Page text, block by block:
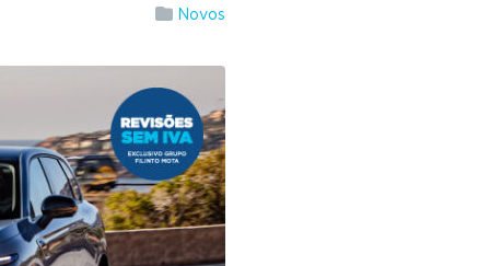
Novos